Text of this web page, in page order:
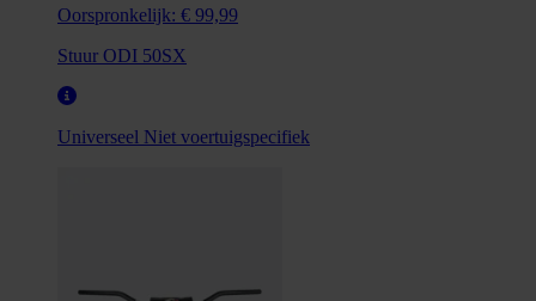
Oorspronkelijk: € 99,99
Stuur ODI 50SX
Universeel Niet voertuigspecifiek